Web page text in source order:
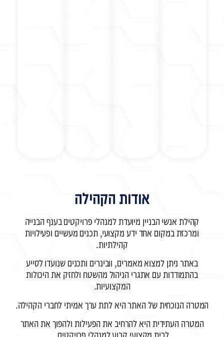
אודות הקהילה
קהילת אנשי הבניין מיועדת למנהלי פרויקטים בענף הבנייה
ומרכזת במקום אחד ידע מקצועי, תכנים מעשיים ופעילויות
קהילתיות.
באתר ניתן למצוא מאמרים, וובינרים ותכנים שנועדו לסייע
בהתמודדות עם אתגרי הניהול מהשטח ולחזק את היכולות
המקצועיות.
הנוכחית של האתר היא לתת ערך אמיתי לחברי הקהילה.
העתידית היא להרחיב את הפעילות ולהפוך את האתר